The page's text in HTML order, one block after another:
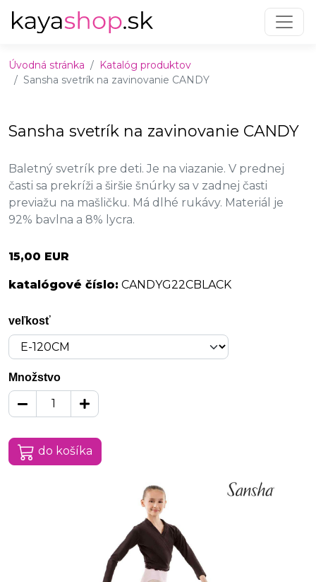
Úvodná stránka
Katalóg produktov
Sansha svetrík na zavinovanie CANDY
Sansha svetrík na zavinovanie CANDY
Baletný svetrík pre deti. Je na viazanie. V prednej
časti sa prekríži a širšie šnúrky sa v zadnej časti
previažu na mašličku. Má dlhé rukávy. Materiál je
92% bavlna a 8% lycra.
15,00 EUR
katalógové číslo: CANDYG22CBLACK
veľkosť
Množstvo
do košíka